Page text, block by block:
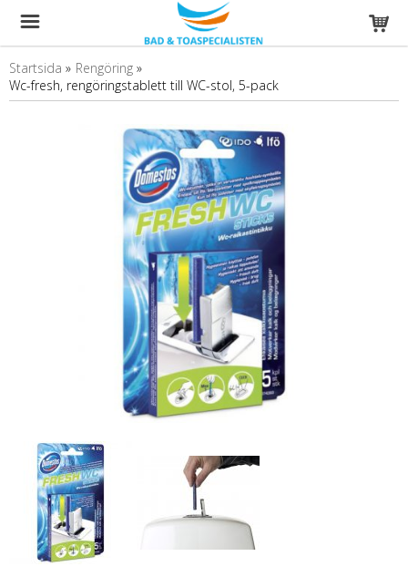
Startsida » Rengöring »
Wc-fresh, rengöringstablett till WC-stol, 5-pack